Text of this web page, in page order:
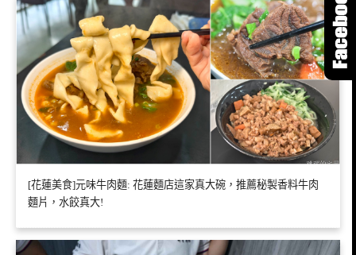
[花蓮美食]元味牛肉麵: 花蓮麵店這家真大碗，推薦秘製香料牛肉
麵片，水餃真大!